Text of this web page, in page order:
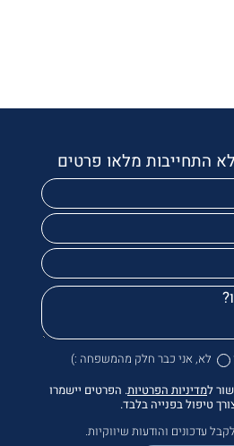
התחייבות מלאו פרטים
לא, אני כבר חלק מהמשפחה :)
למדיניות הפרטיות. הפרטים יישמרו
טיפול בפנייה בלבד.
עדכונים והודעות שיווקיות.